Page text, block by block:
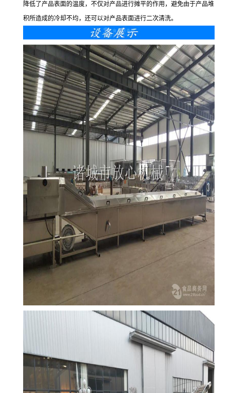
降低了产品表面的温度，不仅对产品进行摊平的作用，避免由于产品堆
积所造成的冷却不均，还可以对产品表面进行二次清洗。